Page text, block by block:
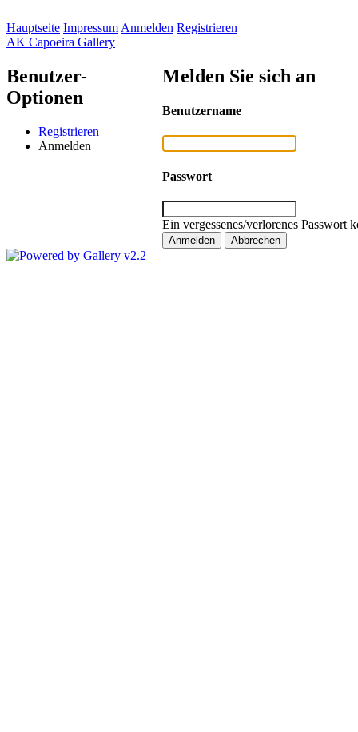
Hauptseite Impressum Anmelden Registrieren
AK Capoeira Gallery
Benutzer-
Optionen
Registrieren
Anmelden
Melden Sie sich an
Benutzername
Passwort
Ein vergessenes/verlorenes Passwort